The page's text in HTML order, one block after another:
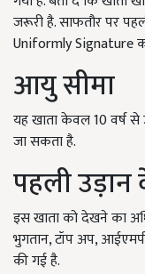
जरूरी है. साफतौर पर
Uniformly Signature
आयु सीमा
यह खाता केवल 10 वर्ष
जा सकता है.
पहली
इस खाता को देखने का
भुगतान, टॉप अप,
की गई है.